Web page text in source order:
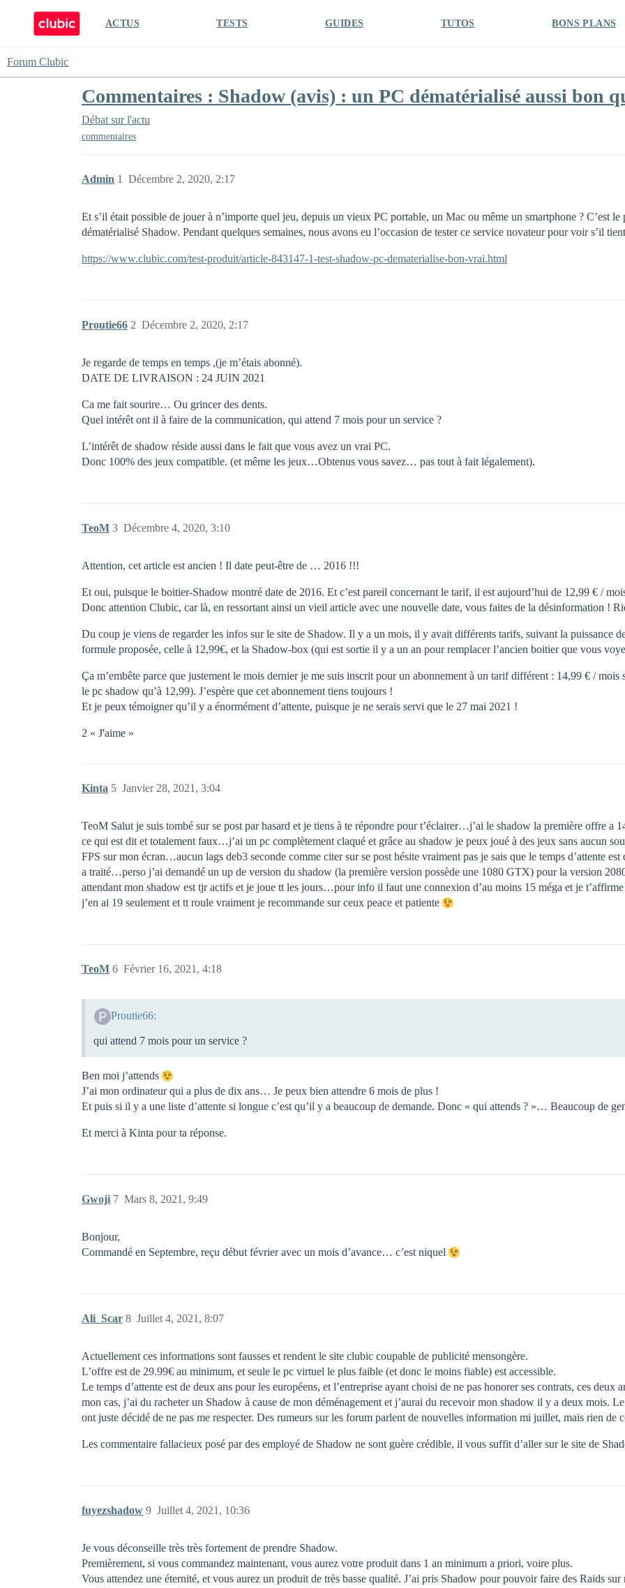
ACTUS TESTS GUIDES TUTOS BONS PLANS
Forum Clubic
Commentaires : Shadow (avis) : un PC dématérialisé aussi bon
Débat sur l'actu
commentaires
Admin Décembre 2, 2020, 2:17
1
Et s’il était possible de jouer à n’importe quel jeu, depuis un vieux PC portable, un Mac ou même un smartphone ? C’est
dématérialisé Shadow. Pendant quelques semaines, nous avons eu l’occasion de tester ce service novateur pour voir s’il
https://www.clubic.com/test-produit/article-843147-1-test-shadow-pc-dematerialise-bon-vrai.html
Proutie66 Décembre 2, 2020, 2:17
2
Je regarde de temps en temps ,(je m’étais abonné).
DATE DE LIVRAISON : 24 JUIN 2021
Ca me fait sourire… Ou grincer des dents.
Quel intérêt ont il à faire de la communication, qui attend 7 mois pour un service ?
L’intérêt de shadow réside aussi dans le fait que vous avez un vrai PC.
Donc 100% des jeux compatible. (et même les jeux…Obtenus vous savez… pas tout à fait légalement).
TeoM Décembre 4, 2020, 3:10
3
Attention, cet article est ancien ! Il date peut-être de … 2016 !!!
Et oui, puisque le boitier-Shadow montré date de 2016. Et c’est pareil concernant le tarif, il est aujourd’hui de 12,99 € /
Donc attention Clubic, car là, en ressortant ainsi un vieil article avec une nouvelle date, vous faites de la désinformation !
Du coup je viens de regarder les infos sur le site de Shadow. Il y a un mois, il y avait différents tarifs, suivant la puissance
formule proposée, celle à 12,99€, et la Shadow-box (qui est sortie il y a un an pour remplacer l’ancien boitier que vous
Ça m’embête parce que justement le mois dernier je me suis inscrit pour un abonnement à un tarif différent : 14,99 € / mois
le pc shadow qu’à 12,99). J’espère que cet abonnement tiens toujours !
Et je peux témoigner qu’il y a énormément d’attente, puisque je ne serais servi que le 27 mai 2021 !
2 « J'aime »
Kinta Janvier 28, 2021, 3:04
5
TeoM Salut je suis tombé sur se post par hasard et je tiens à te répondre pour t’éclairer…j’ai le shadow la première offre a
ce qui est dit et totalement faux…j’ai un pc complètement claqué et grâce au shadow je peux joué à des jeux sans aucun
FPS sur mon écran…aucun lags deb3 seconde comme citer sur se post hésite vraiment pas je sais que le temps d’attente
a traité…perso j’ai demandé un up de version du shadow (la première version possède une 1080 GTX) pour la version
attendant mon shadow est tjr actifs et je joue tt les jours…pour info il faut une connexion d’au moins 15 méga et je
j’en ai 19 seulement et tt roule vraiment je recommande sur ceux peace et patiente
TeoM Février 16, 2021, 4:18
6
Proutie66:
qui attend 7 mois pour un service ?
Ben moi j’attends
J’ai mon ordinateur qui a plus de dix ans… Je peux bien attendre 6 mois de plus !
Et puis si il y a une liste d’attente si longue c’est qu’il y a beaucoup de demande. Donc « qui attends ? »… Beaucoup de
Et merci à Kinta pour ta réponse.
Gwoji Mars 8, 2021, 9:49
7
Bonjour,
Commandé en Septembre, reçu début février avec un mois d’avance… c’est niquel
Ali_Scar Juillet 4, 2021, 8:07
8
Actuellement ces informations sont fausses et rendent le site clubic coupable de publicité mensongère.
L’offre est de 29.99€ au minimum, et seule le pc virtuel le plus faible (et donc le moins fiable) est accessible.
Le temps d’attente est de deux ans pour les européens, et l’entreprise ayant choisi de ne pas honorer ses contrats, ces
mon cas, j’ai du racheter un Shadow à cause de mon déménagement et j’aurai du recevoir mon shadow il y a deux mois.
ont juste décidé de ne pas me respecter. Des rumeurs sur les forum parlent de nouvelles information mi juillet, mais rien de
Les commentaire fallacieux posé par des employé de Shadow ne sont guère crédible, il vous suffit d’aller sur le site de
fuyezshadow Juillet 4, 2021, 10:36
9
Je vous déconseille très très fortement de prendre Shadow.
Premièrement, si vous commandez maintenant, vous aurez votre produit dans 1 an minimum a priori, voire plus.
Vous attendez une éternité, et vous aurez un produit de très basse qualité. J’ai pris Shadow pour pouvoir faire des Raids